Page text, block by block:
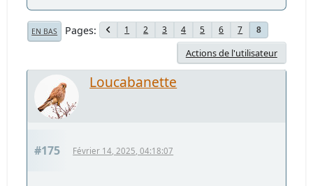
EN BAS Pages 1 2 3 4 5 6 7 8
Actions de l'utilisateur
Loucabanette
#175 Février 14, 2025, 04:18:07